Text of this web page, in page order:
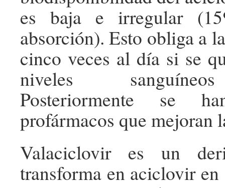
es baja e irregular
absorción). Esto obliga a
cinco veces al día si se
niveles
Posteriormente se
profármacos que mejoran
Valaciclovir es un
transforma en aciclovir